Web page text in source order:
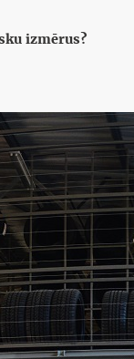
izmērus?